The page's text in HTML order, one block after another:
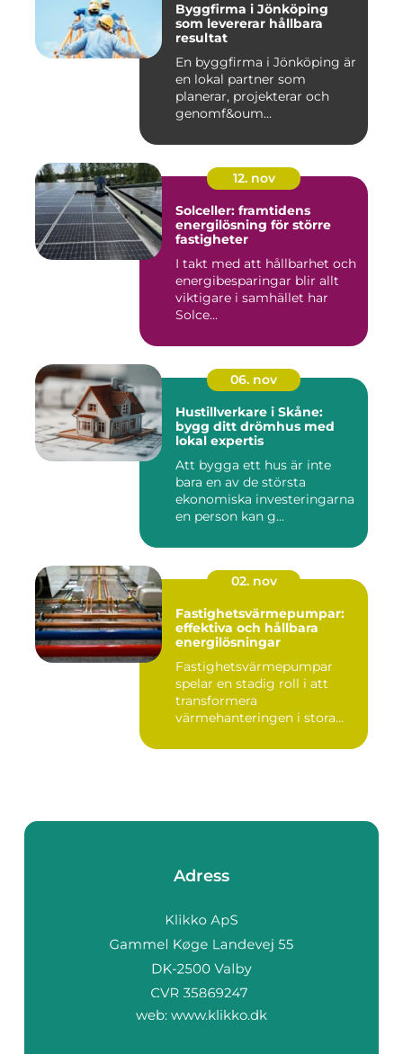
Byggfirma i Jönköping
som levererar hållbara
resultat
En byggfirma i Jönköping är
en lokal partner som
planerar, projekterar och
genomf&oum...
12. nov
Solceller: framtidens
energilösning för större
fastigheter
I takt med att hållbarhet och
energibesparingar blir allt
viktigare i samhället har
Solce...
06. nov
Hustillverkare i Skåne:
bygg ditt drömhus med
lokal expertis
Att bygga ett hus är inte
bara en av de största
ekonomiska investeringarna
en person kan g...
02. nov
Fastighetsvärmepumpar:
effektiva och hållbara
energilösningar
Fastighetsvärmepumpar
spelar en stadig roll i att
transformera
värmehanteringen i stora
Adress
web: www.klikko.dk